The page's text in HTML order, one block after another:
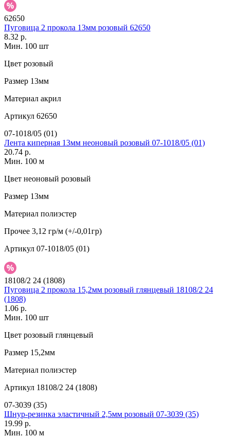
62650
Пуговица 2 прокола 13мм розовый 62650
8.32 р.
Мин. 100 шт
Цвет розовый
Размер 13мм
Материал акрил
Артикул 62650
07-1018/05 (01)
Лента киперная 13мм неоновый розовый 07-1018/05 (01)
20.74 р.
Мин. 100 м
Цвет неоновый розовый
Размер 13мм
Материал полиэстер
Прочее 3,12 гр/м (+/-0,01гр)
Артикул 07-1018/05 (01)
18108/2 24 (1808)
Пуговица 2 прокола 15,2мм розовый глянцевый 18108/2 24
(1808)
1.06 р.
Мин. 100 шт
Цвет розовый глянцевый
Размер 15,2мм
Материал полиэстер
Артикул 18108/2 24 (1808)
07-3039 (35)
Шнур-резинка эластичный 2,5мм розовый 07-3039 (35)
19.99 р.
Мин. 100 м